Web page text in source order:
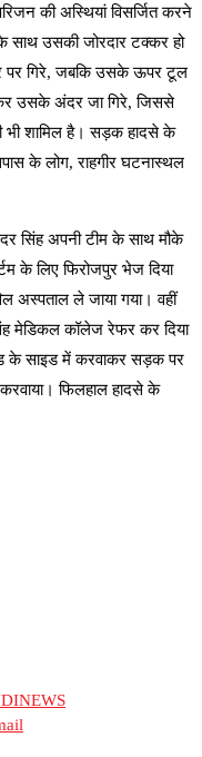
की अस्थियां विसर्जित करने
उसकी जोरदार टक्कर हो
पर गिरे, जबकि उसके ऊपर टूल
उसके अंदर जा गिरे, जिससे
भी शामिल है। सड़क हादसे के
के लोग, राहगीर घटनास्थल
सिंह अपनी टीम के साथ मौके
के लिए फिरोजपुर भेज दिया
अस्पताल ले जाया गया। वहीं
मेडिकल कॉलेज रेफर कर दिया
के साइड में करवाकर सड़क पर
फिलहाल हादसे के